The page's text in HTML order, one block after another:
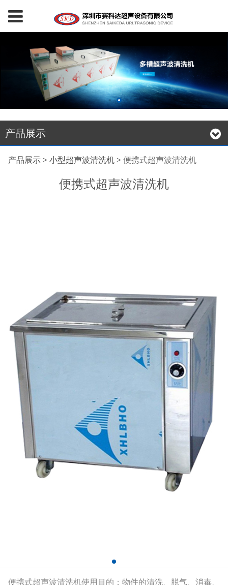
产品展示
便携式超声波清洗机
产品展示> 小型超声波清洗机> 便携式超声波清洗机
便携式超声波清洗机
便携式超声波清洗机使用目的：物件的清洗、脱气、消毒、